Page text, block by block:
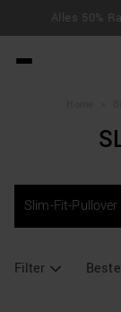
Alles 50%
Slim-Fit-Pullover
Filter